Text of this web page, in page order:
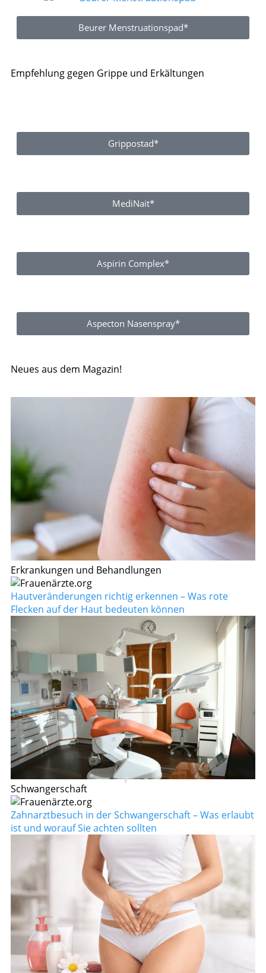
Beurer Menstruationspad*
Empfehlung gegen Grippe und Erkältungen
Grippostad*
MediNait*
Aspirin Complex*
Aspecton Nasenspray*
Neues aus dem Magazin!
Erkrankungen und Behandlungen
Hautveränderungen richtig erkennen – Was rote
Flecken auf der Haut bedeuten können
Schwangerschaft
Zahnarztbesuch in der Schwangerschaft – Was erlaubt
ist und worauf Sie achten sollten